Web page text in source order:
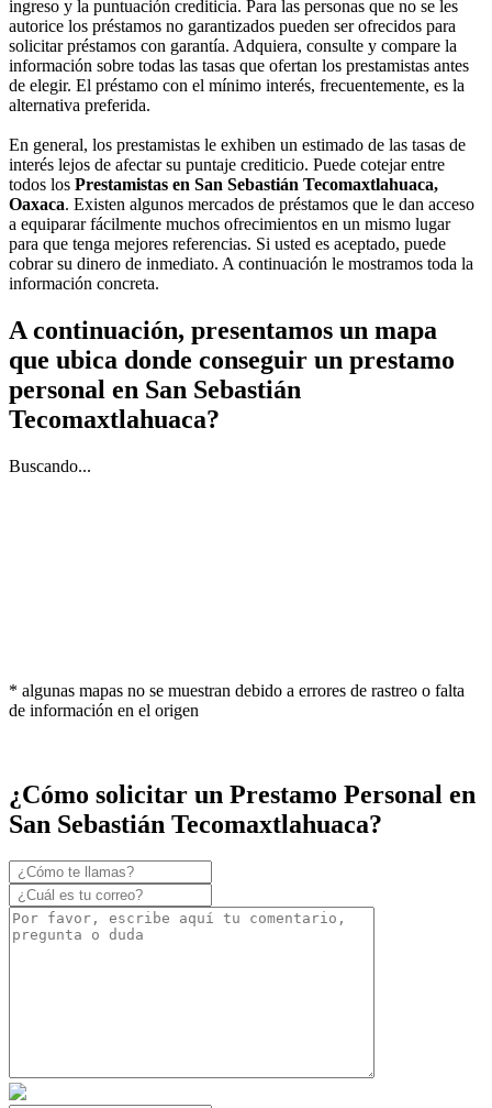
ingreso y la puntuación crediticia. Para las personas que no se les
autorice los préstamos no garantizados pueden ser ofrecidos para
solicitar préstamos con garantía. Adquiera, consulte y compare la
información sobre todas las tasas que ofertan los prestamistas antes
de elegir. El préstamo con el mínimo interés, frecuentemente, es la
alternativa preferida.
En general, los prestamistas le exhiben un estimado de las tasas de
interés lejos de afectar su puntaje crediticio. Puede cotejar entre
todos los Prestamistas en San Sebastián Tecomaxtlahuaca,
Oaxaca. Existen algunos mercados de préstamos que le dan acceso
a equiparar fácilmente muchos ofrecimientos en un mismo lugar
para que tenga mejores referencias. Si usted es aceptado, puede
cobrar su dinero de inmediato. A continuación le mostramos toda la
información concreta.
A continuación, presentamos un mapa
que ubica donde conseguir un prestamo
personal en San Sebastián
Tecomaxtlahuaca?
Buscando...
* algunas mapas no se muestran debido a errores de rastreo o falta
de información en el origen
¿Cómo solicitar un Prestamo Personal en
San Sebastián Tecomaxtlahuaca?